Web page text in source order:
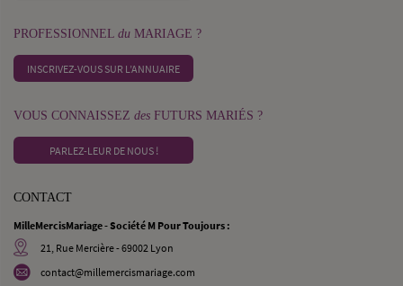
PROFESSIONNEL du MARIAGE ?
INSCRIVEZ-VOUS SUR L’ANNUAIRE
VOUS CONNAISSEZ des FUTURS MARIÉS ?
PARLEZ-LEUR DE NOUS !
CONTACT
MilleMercisMariage - Société M Pour Toujours :
21, Rue Mercière - 69002 Lyon
contact@millemercismariage.com